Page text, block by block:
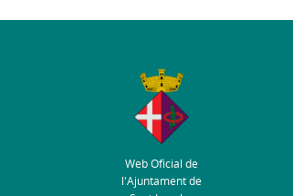
Web Oficial de
l'Ajuntament de